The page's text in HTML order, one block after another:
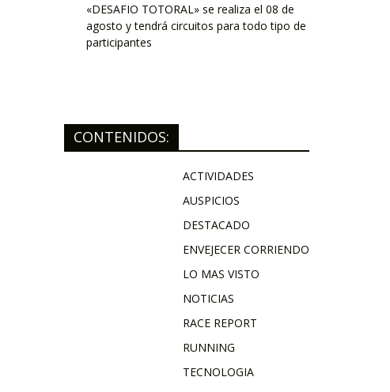
«DESAFIO TOTORAL» se realiza el 08 de
agosto y tendrá circuitos para todo tipo de
participantes
CONTENIDOS:
ACTIVIDADES
AUSPICIOS
DESTACADO
ENVEJECER CORRIENDO
LO MAS VISTO
NOTICIAS
RACE REPORT
RUNNING
TECNOLOGIA